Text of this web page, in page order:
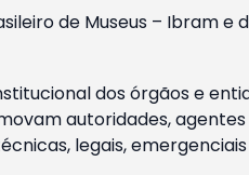
de Museus – Ibram
dos órgãos e
autoridades,
legais,